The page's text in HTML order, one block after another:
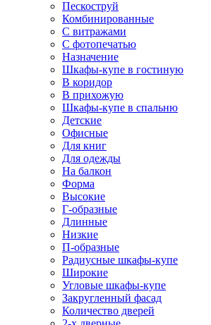
Пескоструй
Комбинированные
С витражами
С фотопечатью
Назначение
Шкафы-купе в гостиную
В коридор
В прихожую
Шкафы-купе в спальню
Детские
Офисные
Для книг
Для одежды
На балкон
Форма
Высокие
Г-образные
Длинные
Низкие
П-образные
Радиусные шкафы-купе
Широкие
Угловые шкафы-купе
Закругленный фасад
Количество дверей